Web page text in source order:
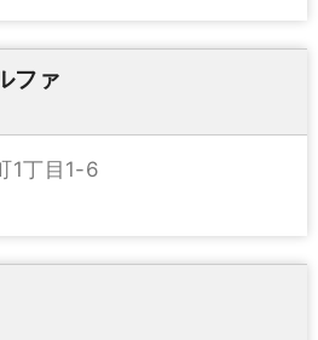
ファ
1丁目1-6